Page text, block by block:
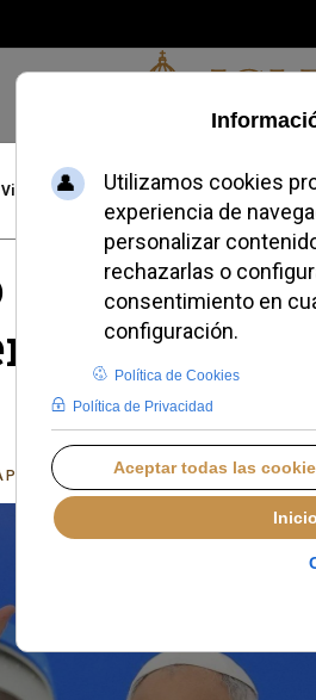
Identidad Credofobiómetro Blogs
declara la
de
LEÓN XIV A ESPAÑA